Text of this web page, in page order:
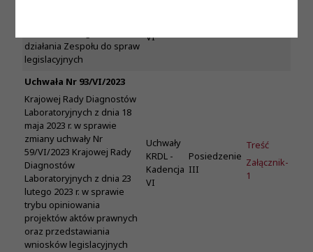
działania Zespołu do spraw
legislacyjnych
VI
Uchwała Nr 93/VI/2023
Krajowej Rady Diagnostów
Laboratoryjnych z dnia 18
maja 2023 r. w sprawie
zmiany uchwały Nr
59/VI/2023 Krajowej Rady
Diagnostów
Laboratoryjnych z dnia 23
lutego 2023 r. w sprawie
trybu opiniowania
projektów aktów prawnych
oraz przedstawiania
wniosków legislacyjnych
Uchwały
KRDL -
Kadencja
VI
Posiedzenie
III
Treść
Załącznik-
1